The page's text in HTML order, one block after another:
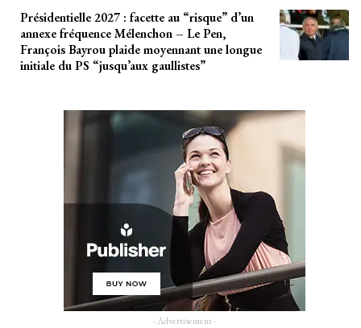
Présidentielle 2027 : facette au “risque” d’un
annexe fréquence Mélenchon – Le Pen,
François Bayrou plaide moyennant une longue
initiale du PS “jusqu’aux gaullistes”
- Advertisement -